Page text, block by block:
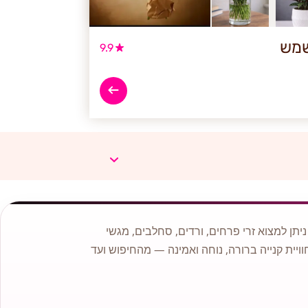
9.9
למצוא זרי פרחים, ורדים, סחלבים, מגשי
קנייה ברורה, נוחה ואמינה — מהחיפוש ועד